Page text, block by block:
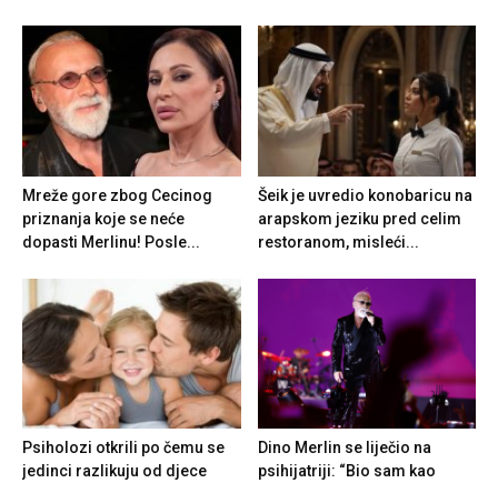
Mreže gore zbog Cecinog
priznanja koje se neće
dopasti Merlinu! Posle...
Šeik je uvredio konobaricu na
arapskom jeziku pred celim
restoranom, misleći...
Psiholozi otkrili po čemu se
jedinci razlikuju od djece
Dino Merlin se liječio na
psihijatriji: “Bio sam kao